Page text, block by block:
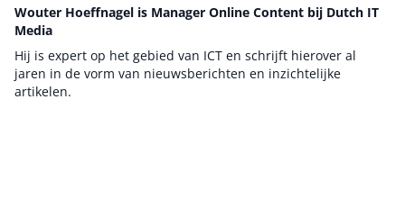
Wouter Hoeffnagel is Manager Online Content bij Dutch IT
Media
Hij is expert op het gebied van ICT en schrijft hierover al
jaren in de vorm van nieuwsberichten en inzichtelijke
artikelen.